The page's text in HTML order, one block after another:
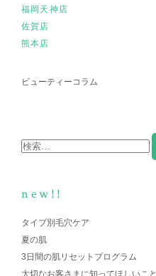
福岡天神店
佐賀店
熊本店
ビューティーコラム
new!!
タイプ別毛穴ケア
夏の肌
3日間の肌リセットプログラム
大切なお客さまに知ってほしいこと